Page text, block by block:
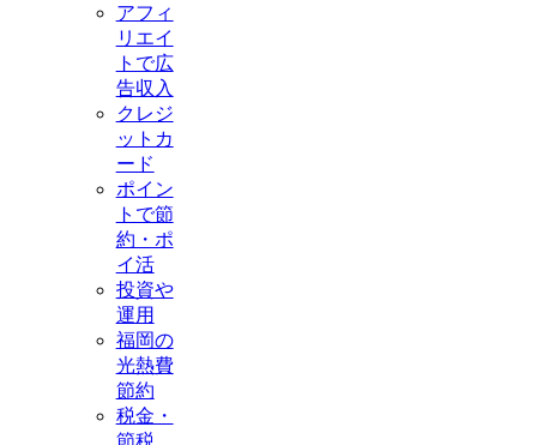
アフィ
リエイ
トで広
告収入
クレジ
ットカ
ード
ポイン
トで節
約・ポ
イ活
投資や
運用
福岡の
光熱費
節約
税金・